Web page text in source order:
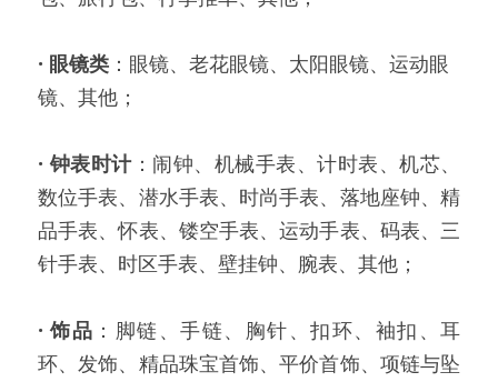
· 眼镜类 ：眼镜、老花眼镜、太阳眼镜、运动眼
镜、其他；
· 钟表时计：闹钟、机械手表、计时表、机芯、
数位手表、潜水手表、时尚手表、落地座钟、精
品手表、怀表、镂空手表、运动手表、码表、三
针手表、时区手表、壁挂钟、腕表、其他；
· 饰品 ：脚链、手链、胸针、扣环、袖扣、耳
环、发饰、精品珠宝首饰、平价首饰、项链与坠